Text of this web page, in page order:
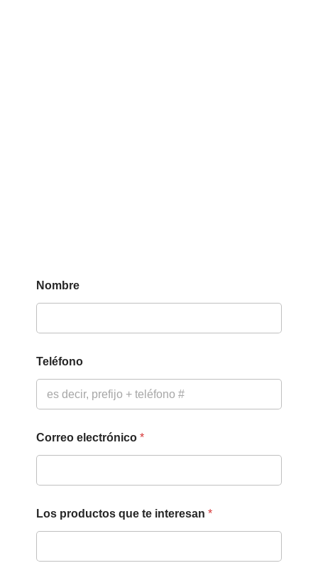
Nombre
Teléfono
Correo electrónico *
u
e
n
Los productos que te interesan *